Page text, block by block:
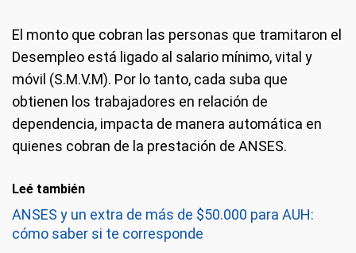
El monto que cobran las personas que tramitaron el
Desempleo está ligado al salario mínimo, vital y
móvil (S.M.V.M). Por lo tanto, cada suba que
obtienen los trabajadores en relación de
dependencia, impacta de manera automática en
quienes cobran de la prestación de ANSES.
Leé también
ANSES y un extra de más de $50.000 para AUH:
cómo saber si te corresponde